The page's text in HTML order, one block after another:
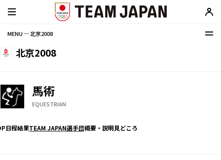
MENU ─ 北京2008
北京2008
馬術
EQUESTRIAN
日程結果TEAM JAPAN選手団概要・説明見どころ